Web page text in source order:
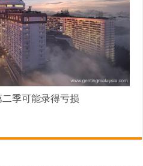
季可能录得亏损